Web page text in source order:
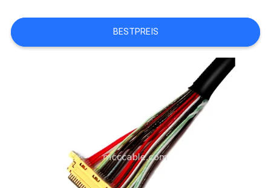
UM
EIN
DATENSCHUTZRICHTLINIE
BESTPREIS